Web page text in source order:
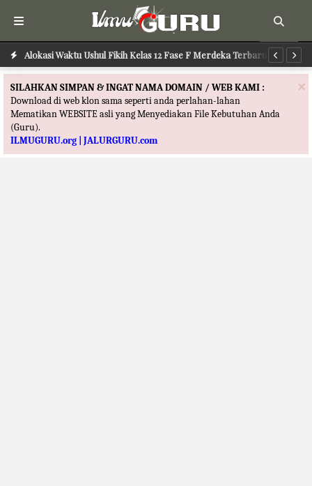
Alokasi Waktu Ushul Fikih Kelas 12 Fase F Merdeka Terbaru
Alokasi Waktu Ilmu Tafsir Kelas 12 Fase F Merdeka Terbaru
×
SILAHKAN SIMPAN & INGAT NAMA DOMAIN / WEB KAMI :
Download di web klon sama seperti anda perlahan-lahan
Mematikan WEBSITE asli yang Menyediakan File Kebutuhan Anda
(Guru).
ILMUGURU.org | JALURGURU.com